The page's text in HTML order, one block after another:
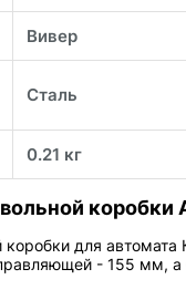
Вивер
Сталь
0.21 кг
коробки
для автомата
- 155 мм, а